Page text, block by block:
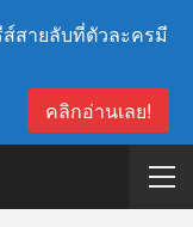
ส์สายลับที่ตัวละครมี
คลิกอ่านเลย!